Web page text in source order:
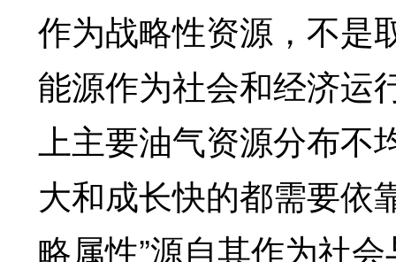
作为战略性资源，不是
能源作为社会和经济运
上主要油气资源分布不
大和成长快的都需要依
略属性”源自其作为社